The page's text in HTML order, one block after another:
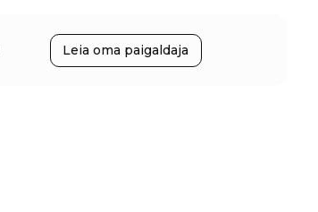
Leia oma paigaldaja